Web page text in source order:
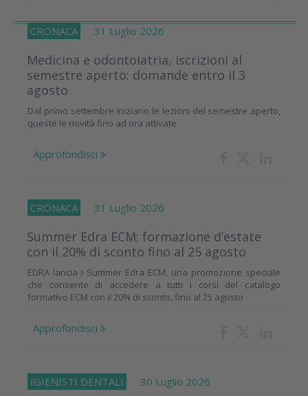
CRONACA 31 Luglio 2026
Medicina e odontoiatria, iscrizioni al
semestre aperto: domande entro il 3
agosto
Dal primo settembre iniziano le lezioni del semestre aperto,
queste le novità fino ad ora attivate
Approfondisci
CRONACA 31 Luglio 2026
Summer Edra ECM: formazione d’estate
con il 20% di sconto fino al 25 agosto
EDRA lancia i Summer Edra ECM, una promozione speciale
che consente di accedere a tutti i corsi del catalogo
formativo ECM con il 20% di sconto, fino al 25 agosto
Approfondisci
IGIENISTI DENTALI 30 Luglio 2026